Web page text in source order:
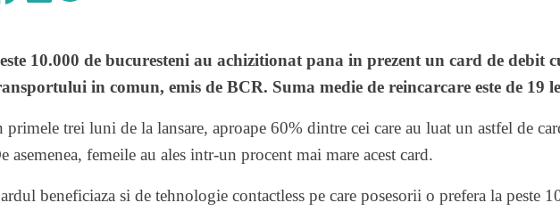
10.000 de bucuresteni au achizitionat pana in prezent un card de debit
in comun, emis de BCR. Suma medie de reincarcare este de 19
primele trei luni de la lansare, aproape 60% dintre cei care au luat un astfel de
asemenea, femeile au ales intr-un procent mai mare acest card.
beneficiaza si de tehnologie contactless pe care posesorii o prefera la peste